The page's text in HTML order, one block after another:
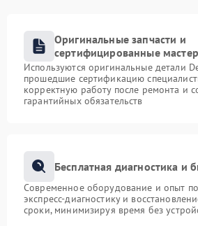
Оригинальные запчасти и
сертифицированные
Используются оригинальные детали
прошедшие сертификацию
корректную работу после ремонта и
гарантийных обязательств
Бесплатная диагностика и
Современное оборудование и опыт
экспресс-диагностику и
сроки, минимизируя время без